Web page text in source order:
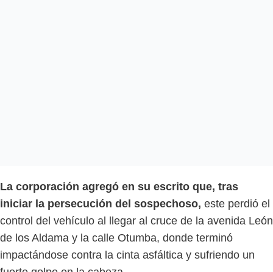
La corporación agregó en su escrito que, tras
iniciar la persecución del sospechoso, este perdió el
control del vehículo al llegar al cruce de la avenida León
de los Aldama y la calle Otumba, donde terminó
impactándose contra la cinta asfáltica y sufriendo un